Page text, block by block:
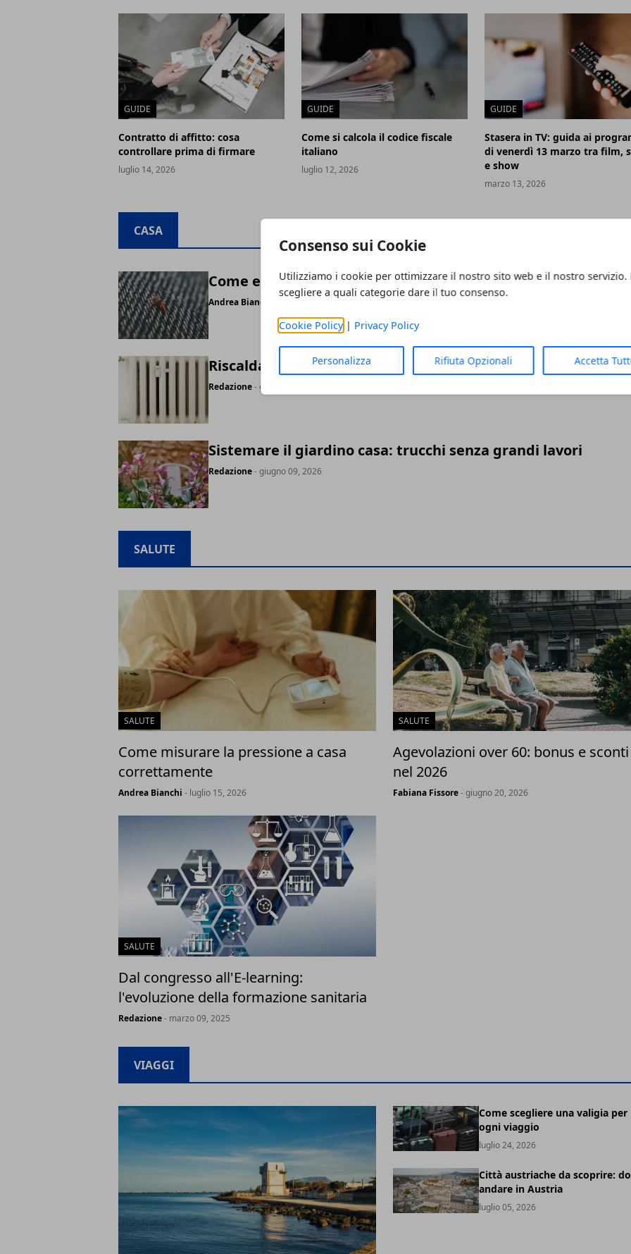
Consenso sui Cookie
Utilizziamo i cookie per ottimizzare il nostro sito web e il nostro servizio.
scegliere a quali categorie dare il tuo consenso.
Cookie Policy| Privacy Policy
Personalizza Rifiuta Opzionali Accetta
GUIDE
Contratto di affitto: cosa
controllare prima di firmare
luglio 14, 2026
GUIDE
Come si calcola il codice fiscale
italiano
luglio 12, 2026
GUIDE
Stasera in TV: guida ai
di venerdì 13 marzo tra film,
e show
marzo 13, 2026
CASA
Come eliminare gli acari della polvere in casa
Andrea Bianchi - luglio 26, 2026
Riscaldamento casa: efficienza e risparmio nel 2026
Redazione- giugno 10, 2026
Sistemare il giardino casa: trucchi senza grandi lavori
Redazione- giugno 09, 2026
SALUTE
SALUTE
Come misurare la pressione a casa
correttamente
Andrea Bianchi - luglio 15, 2026
SALUTE
Agevolazioni over 60: bonus e sconti
nel 2026
Fabiana Fissore- giugno 20, 2026
SALUTE
Dal congresso all'E-learning:
l'evoluzione della formazione sanitaria
Redazione- marzo 09, 2025
VIAGGI
Come scegliere una valigia per
ogni viaggio
luglio 24, 2026
Città austriache da scoprire:
andare in Austria
luglio 05, 2026